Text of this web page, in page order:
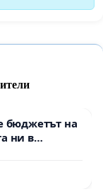
бюджетът на
ни в